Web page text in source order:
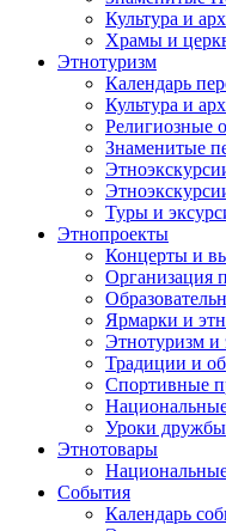
Культура и
Храмы и
Этнотуризм
Календарь
Культура и
Религиозные
Знаменитые
Туры и
Этнопроекты
Концерты и
Организация
Ярмарки и
Этнотуризм и
Традиции и
Спортивные
Уроки дружбы
Этнотовары
События
Календарь